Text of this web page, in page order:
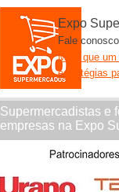
Expo
Fale
Mais que
estratégias
Supermercadistas e
empresas na Expo